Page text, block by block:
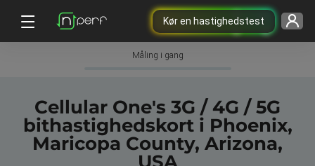
Kør en hastighedstest
Måling i gang
Cellular One's 3G / 4G / 5G
bithastighedskort i Phoenix,
Maricopa County, Arizona,